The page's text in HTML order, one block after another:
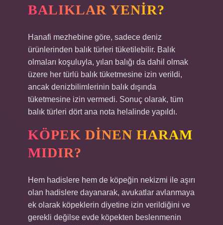
BALIKLAR YENIR?
Hanafi mezhebine göre, sadece deniz
ürünlerinden balık türleri tüketilebilir. Balık
olmaları koşuluyla, yılan balığı da dahil olmak
üzere her türlü balık tüketmesine izin verildi,
ancak denizbilimlerinin balık dışında
tüketmesine izin vermedi. Sonuç olarak, tüm
balık türleri dört ana nota helalinde yapıldı.
KÖPEK DINEN HARAM
MIDIR?
Hem hadislere hem de köpeğin nekizmi ile aşırı
olan hadislere dayanarak, avukatlar avlanmaya
ek olarak köpeklerin diyetine izin verildiğini ve
gerekli değilse evde köpekten beslenmenin